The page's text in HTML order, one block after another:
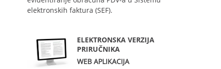
elektronskih faktura (SEF).
ELEKTRONSKA VERZIJA
PRIRUČNIKA
WEB APLIKACIJA